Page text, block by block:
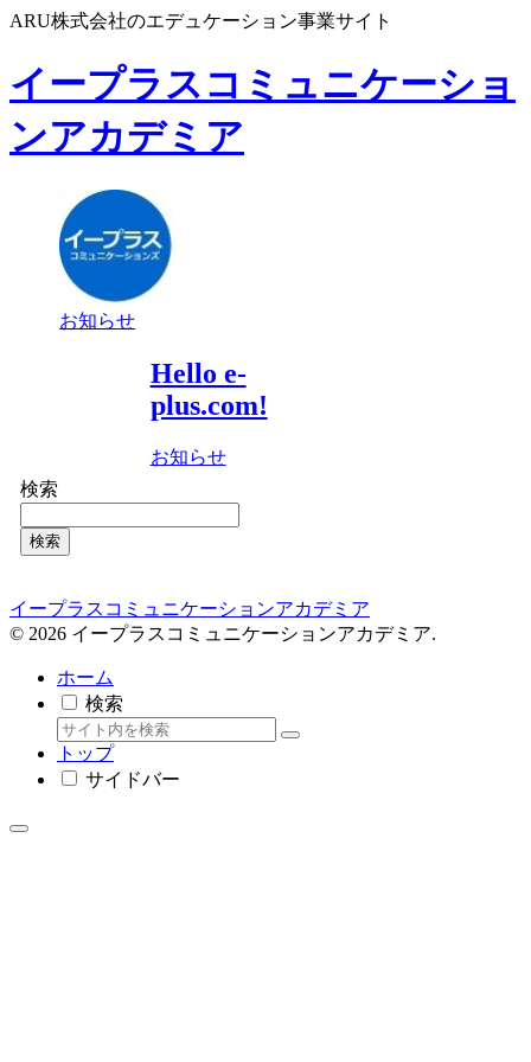
ARU株式会社のエデュケーション事業サイト
イープラスコミュニケーショ
ンアカデミア
お知らせ
Hello e-
plus.com!
お知らせ
検索
検索
イープラスコミュニケーションアカデミア
© 2026 イープラスコミュニケーションアカデミア.
ホーム
検索
トップ
サイドバー